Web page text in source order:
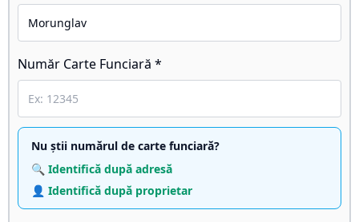
Număr Carte Funciară *
Nu știi numărul de carte funciară?
🔍 Identifică după adresă
👤 Identifică după proprietar